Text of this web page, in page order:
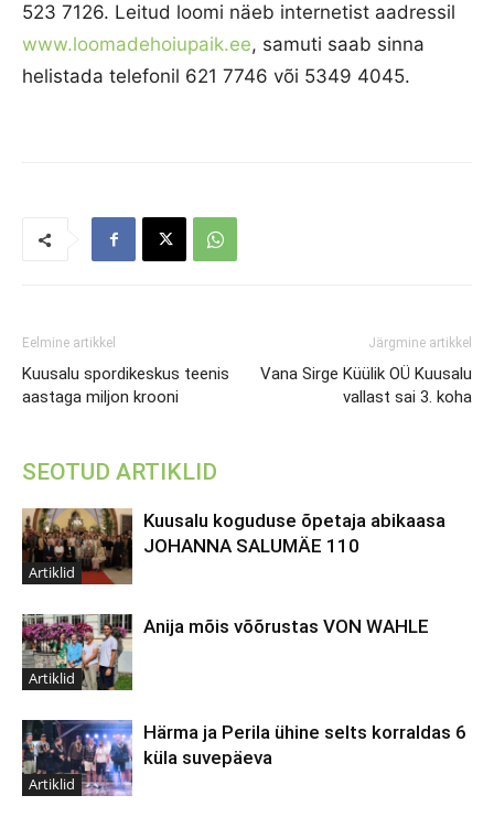
523 7126. Leitud loomi näeb internetist aadressil
www.loomadehoiupaik.ee, samuti saab sinna
helistada telefonil 621 7746 või 5349 4045.
Eelmine artikkel
Kuusalu spordikeskus teenis
aastaga miljon krooni
Järgmine artikkel
Vana Sirge Küülik OÜ Kuusalu
vallast sai 3. koha
SEOTUD ARTIKLID
Artiklid
Kuusalu koguduse õpetaja abikaasa
JOHANNA SALUMÄE 110
Artiklid
Anija mõis võõrustas VON WAHLE
Artiklid
Härma ja Perila ühine selts korraldas 6
küla suvepäeva